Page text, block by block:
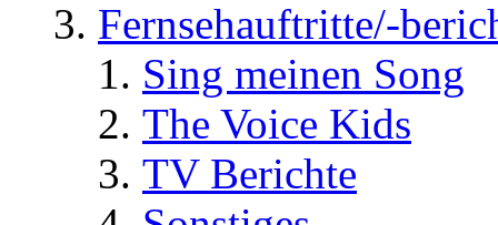
Fernsehauftritte/-
Sing meinen Song
The Voice Kids
TV Berichte